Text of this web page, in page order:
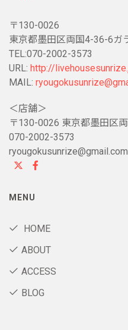
〒130-0026
東京都墨田区両国4-36-6ガ
TEL:070-2002-3573
URL: http://
MAIL:
＜店舗＞
〒130-0026 東京都墨田区
070-2002-3573
ryougokusunrize@gmail.com
MENU
HOME
ABOUT
ACCESS
BLOG